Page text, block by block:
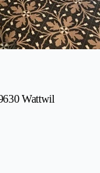
Wattwil